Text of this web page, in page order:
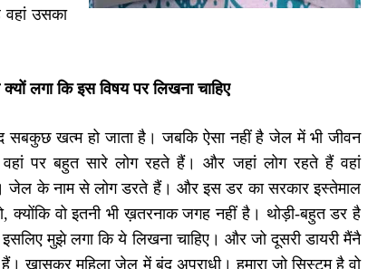
वहां उसका
लगा कि इस विषय पर लिखना चाहिए
सबकुछ खत्म हो जाता है। जबकि ऐसा नहीं है जेल में भी जीवन
पर बहुत सारे लोग रहते हैं। और जहां लोग रहते हैं वहां
जेल के नाम से लोग डरते हैं। और इस डर का सरकार इस्तेमाल
वो इतनी भी ख़तरनाक जगह नहीं है। थोड़ी-बहुत डर है
मुझे लगा कि ये लिखना चाहिए। और जो दूसरी डायरी मैंनै
ख़ासकर महिला जेल में बंद अपराधी। हमारा जो सिस्टम है वो